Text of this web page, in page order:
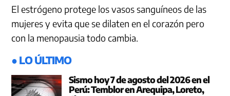
El estrógeno protege los vasos sanguíneos de las
mujeres y evita que se dilaten en el corazón pero
con la menopausia todo cambia.
● LO ÚLTIMO
Sismo hoy 7 de agosto del 2026 en el
Perú: Temblor en Arequipa, Loreto,